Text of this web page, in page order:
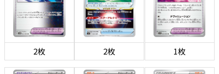
2枚 2枚 1枚